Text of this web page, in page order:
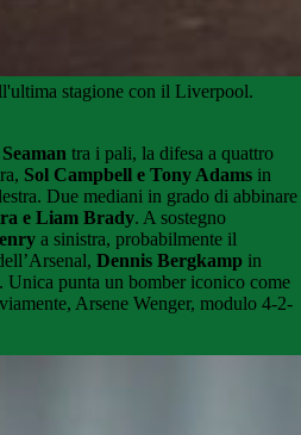
stagione con il Liverpool.
tra i pali, la difesa a quattro
Sol Campbell e Tony Adams in
Due mediani in grado di abbinare
e Liam Brady. A sostegno
a sinistra, probabilmente il
Dennis Bergkamp in
Unica punta un bomber iconico come
Arsene Wenger, modulo 4-2-